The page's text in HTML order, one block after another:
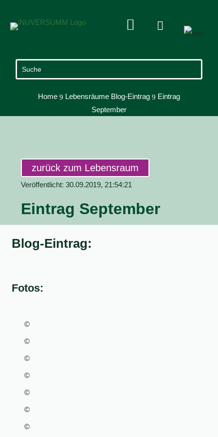
 
Home 9 Lebensräume Blog-Eintrag 9 Eintrag
September
zurück zum Lebensraum
Veröffentlicht: 30.09.2019, 21:54:21
Eintrag September
Blog-Eintrag:
Fotos:
©
©
©
©
©
©
©